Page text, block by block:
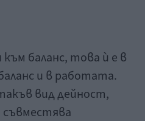
баланс, това ѝ е в
и в работата.
вид дейност,
съвместява